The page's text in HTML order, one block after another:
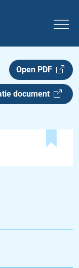
Open PDF
document